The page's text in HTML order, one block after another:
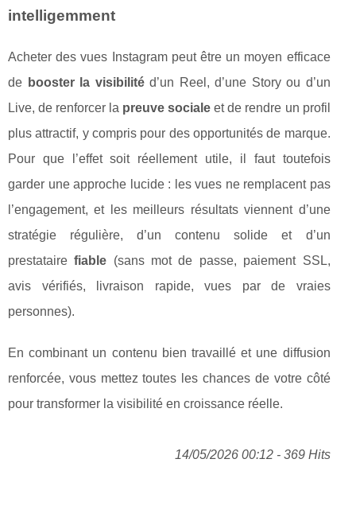
intelligemment
Acheter des vues Instagram peut être un moyen efficace
de booster la visibilitéd’un Reel, d’une Story ou d’un
Live, de renforcer la preuve sociale et de rendre un profil
plus attractif, y compris pour des opportunités de marque.
Pour que l’effet soit réellement utile, il faut toutefois
garder une approche lucide : les vues ne remplacent pas
l’engagement, et les meilleurs résultats viennent d’une
stratégie régulière, d’un contenu solide et d’un
prestatairefiable (sans mot de passe, paiement SSL,
avis vérifiés, livraison rapide, vues par de vraies
personnes).
En combinant un contenu bien travaillé et une diffusion
renforcée, vous mettez toutes les chances de votre côté
pour transformer la visibilité en croissance réelle.
14/05/2026 00:12 - 369 Hits